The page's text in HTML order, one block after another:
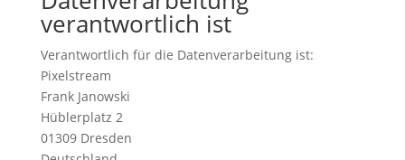
verantwortlich ist
Verantwortlich für die Datenverarbeitung ist:
Pixelstream
Frank Janowski
Hüblerplatz 2
01309 Dresden